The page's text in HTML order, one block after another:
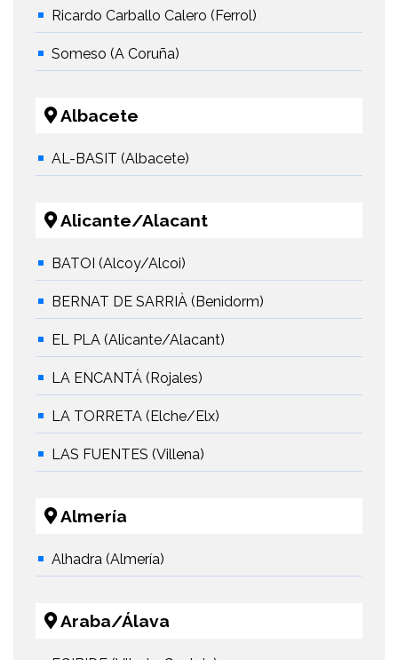
Ricardo Carballo Calero (Ferrol)
Someso (A Coruña)
Albacete
AL-BASIT (Albacete)
Alicante/Alacant
BATOI (Alcoy/Alcoi)
BERNAT DE SARRIÀ (Benidorm)
EL PLA (Alicante/Alacant)
LA ENCANTÁ (Rojales)
LA TORRETA (Elche/Elx)
LAS FUENTES (Villena)
Almería
Alhadra (Almería)
Araba/Álava